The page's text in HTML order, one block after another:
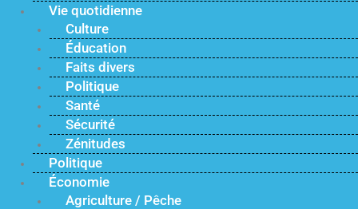
Vie quotidienne
Culture
Éducation
Faits divers
Politique
Santé
Sécurité
Zénitudes
Politique
Économie
Agriculture / Pêche